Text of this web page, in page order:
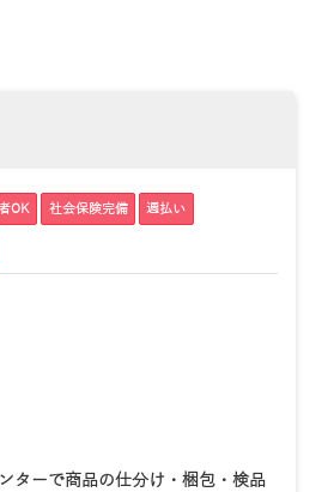
OK 社会保険完備 週払い
ーで商品の仕分け・梱包・検品